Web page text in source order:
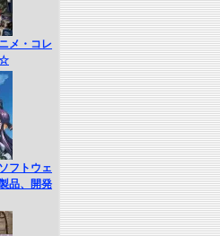
メ・コレ
☆
フトウェ
品、開発